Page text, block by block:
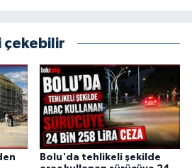
çekebilir
Bolu'da tehlikeli şekilde